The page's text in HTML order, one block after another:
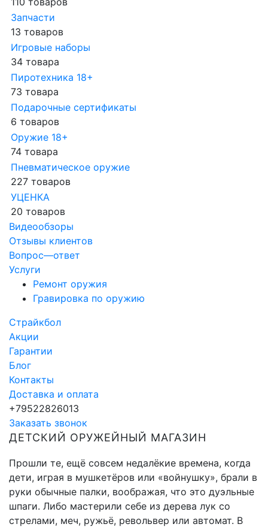
Запчасти
13 товаров
Игровые наборы
34 товара
Пиротехника 18+
73 товара
Подарочные сертификаты
6 товаров
Оружие 18+
74 товара
Пневматическое оружие
227 товаров
УЦЕНКА
20 товаров
Видеообзоры
Отзывы клиентов
Вопрос—ответ
Услуги
Ремонт оружия
Гравировка по оружию
Страйкбол
Акции
Гарантии
Блог
Контакты
Доставка и оплата
+79522826013
Заказать звонок
ДЕТСКИЙ ОРУЖЕЙНЫЙ МАГАЗИН
Прошли те, ещё совсем недалёкие времена, когда
дети, играя в мушкетёров или «войнушку», брали в
руки обычные палки, воображая, что это дуэльные
шпаги. Либо мастерили себе из дерева лук со
стрелами, меч, ружьё, револьвер или автомат. В